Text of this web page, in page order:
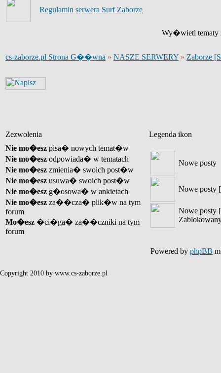
Regulamin serwera Surf Zaborze
Wy�wietl tematy
cs-zaborze.pl Strona G��wna » NASZE SERWERY » Zaborze
Zezwolenia
Legenda ikon
Nie mo�esz pisa� nowych temat�w
Nie mo�esz odpowiada� w tematach
Nie mo�esz zmienia� swoich post�w
Nie mo�esz usuwa� swoich post�w
Nie mo�esz g�osowa� w ankietach
Nie mo�esz za��cza� plik�w na tym
forum
Mo�esz �ci�ga� za��czniki na tym
forum
Nowe posty
Nowe posty
Nowe posty [
Powered by phpBB
Copyright 2010 by www.cs-zaborze.pl